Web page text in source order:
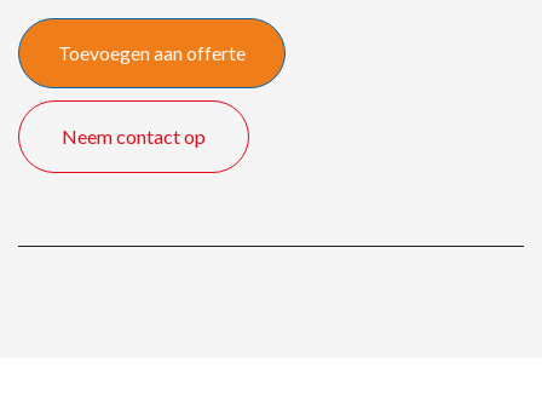
6,00
x
3,00
meter
quantity
Toevoegen aan offerte
Neem contact op